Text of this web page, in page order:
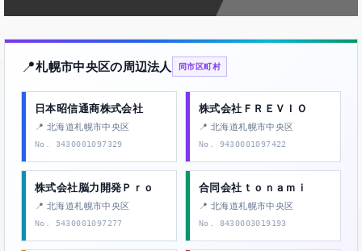
📍札幌市中央区の周辺法人 同市区町村
日本昭信通商株式会社
📍 北海道札幌市中央区
No. 3430001097329
株式会社ＦＲＥＶＩＯ
📍 北海道札幌市中央区
No. 9430001097422
株式会社脳力開発Ｐｒｏ
📍 北海道札幌市中央区
No. 5430001097277
合同会社ｔｏｎａｍｉ
📍 北海道札幌市中央区
No. 8430003019193